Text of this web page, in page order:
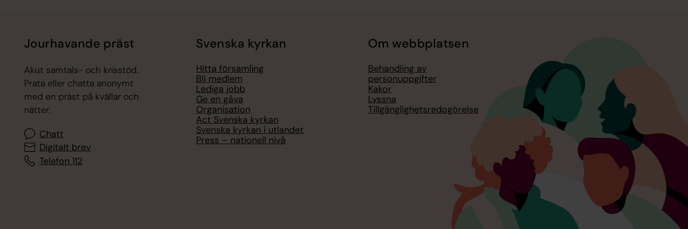
Jourhavande präst
Akut samtals- och krisstöd.
Prata eller chatta anonymt
med en präst på kvällar och
nätter.
Chatt
Digitalt brev
Telefon 112
Svenska kyrkan
Hitta församling
Bli medlem
Lediga jobb
Ge en gåva
Organisation
Act Svenska kyrkan
Svenska kyrkan i utlandet
Press – nationell nivå
Om webbplatsen
Behandling av
personuppgifter
Kakor
Lyssna
Tillgänglighetsredogörelse